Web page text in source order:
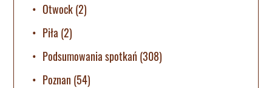
Otwock(2)
Piła (2)
Podsumowania spotkań (308)
Poznan (54)